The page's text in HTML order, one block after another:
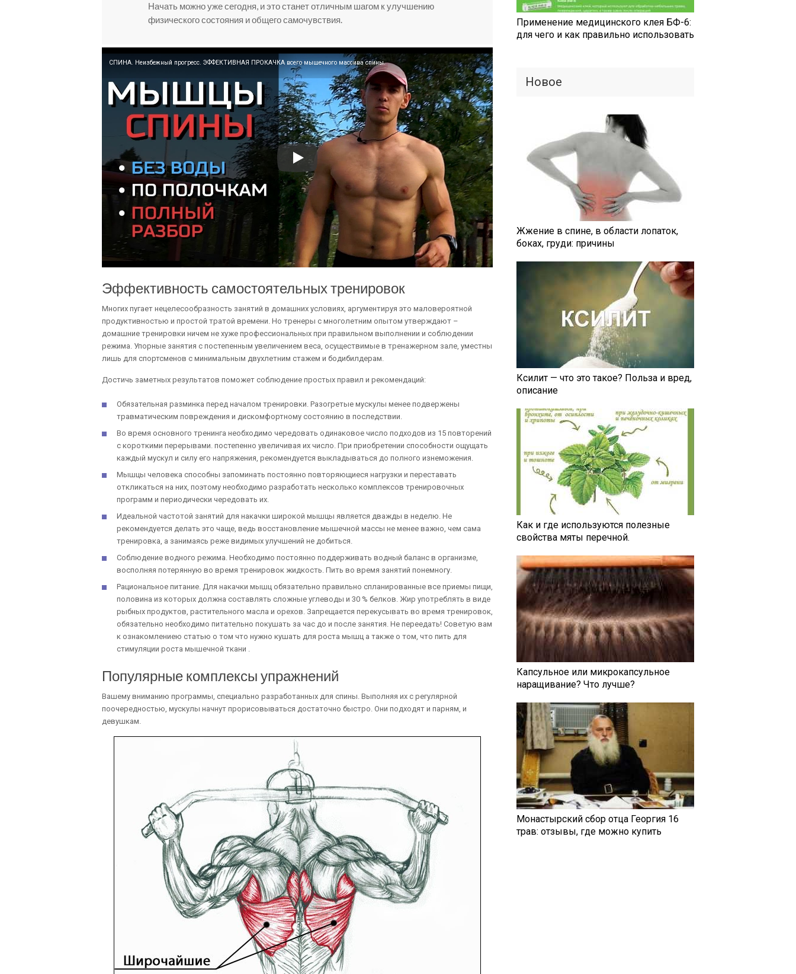
Начать можно уже сегодня, и это станет отличным шагом к улучшению
физического состояния и общего самочувствия.
СПИНА. Неизбежный прогресс. ЭФФЕКТИВНАЯ ПРОКАЧКА всего мышечного массива спины.
Эффективность самостоятельных тренировок
Многих пугает нецелесообразность занятий в домашних условиях, аргументируя это маловероятной
продуктивностью и простой тратой времени. Но тренеры с многолетним опытом утверждают –
домашние тренировки ничем не хуже профессиональных при правильном выполнении и соблюдении
режима. Упорные занятия с постепенным увеличением веса, осуществимые в тренажерном зале, уместны
лишь для спортсменов с минимальным двухлетним стажем и бодибилдерам.
Достичь заметных результатов поможет соблюдение простых правил и рекомендаций:
Обязательная разминка перед началом тренировки. Разогретые мускулы менее подвержены
травматическим повреждения и дискомфортному состоянию в последствии.
Во время основного тренинга необходимо чередовать одинаковое число подходов из 15 повторений
с короткими перерывами. постепенно увеличивая их число. При приобретении способности ощущать
каждый мускул и силу его напряжения, рекомендуется выкладываться до полного изнеможения.
Мышцы человека способны запоминать постоянно повторяющиеся нагрузки и переставать
откликаться на них, поэтому необходимо разработать несколько комплексов тренировочных
программ и периодически чередовать их.
Идеальной частотой занятий для накачки широкой мышцы является дважды в неделю. Не
рекомендуется делать это чаще, ведь восстановление мышечной массы не менее важно, чем сама
тренировка, а занимаясь реже видимых улучшений не добиться.
Соблюдение водного режима. Необходимо постоянно поддерживать водный баланс в организме,
восполняя потерянную во время тренировок жидкость. Пить во время занятий понемногу.
Рациональное питание. Для накачки мышц обязательно правильно спланированные все приемы пищи,
половина из которых должна составлять сложные углеводы и 30 % белков. Жир употреблять в виде
рыбных продуктов, растительного масла и орехов. Запрещается перекусывать во время тренировок,
обязательно необходимо питательно покушать за час до и после занятия. Не переедать! Советую вам
к ознакомлениею статью о том что нужно кушать для роста мышц а также о том, что пить для
стимуляции роста мышечной ткани .
Популярные комплексы упражнений
Вашему вниманию программы, специально разработанных для спины. Выполняя их с регулярной
поочередностью, мускулы начнут прорисовываться достаточно быстро. Они подходят и парням, и
девушкам.
Применение медицинского клея БФ-6:
для чего и как правильно использовать
Новое
Жжение в спине, в области лопаток,
боках, груди: причины
Ксилит — что это такое? Польза и вред,
описание
Как и где используются полезные
свойства мяты перечной.
Капсульное или микрокапсульное
наращивание? Что лучше?
Монастырский сбор отца Георгия 16
трав: отзывы, где можно купить